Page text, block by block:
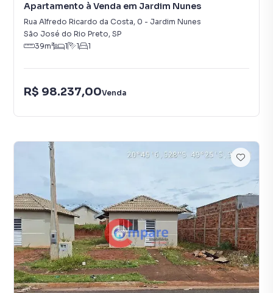
Apartamento à Venda em Jardim Nunes
Rua Alfredo Ricardo da Costa, 0 - Jardim Nunes
São José do Rio Preto, SP
39m² 1 1 1
R$ 98.237,00Venda